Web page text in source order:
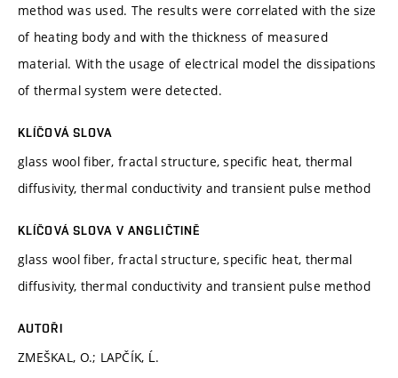
method was used. The results were correlated with the size
of heating body and with the thickness of measured
material. With the usage of electrical model the dissipations
of thermal system were detected.
KLÍČOVÁ SLOVA
glass wool fiber, fractal structure, specific heat, thermal
diffusivity, thermal conductivity and transient pulse method
KLÍČOVÁ SLOVA V ANGLIČTINĚ
glass wool fiber, fractal structure, specific heat, thermal
diffusivity, thermal conductivity and transient pulse method
AUTOŘI
ZMEŠKAL, O.; LAPČÍK, Ĺ.